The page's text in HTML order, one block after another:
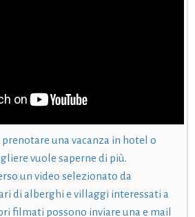
una vacanza in hotel o
vuole saperne di più.
un video selezionato da
di alberghi e villaggi interessati a
filmati possono inviare una e mail